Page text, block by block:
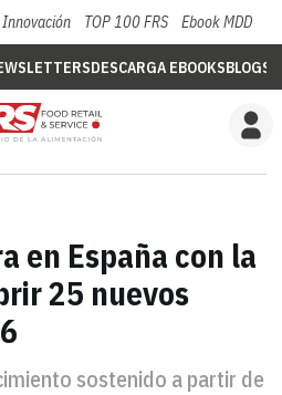
TOP 100 FRS Ebook MDD
DESCARGA EBOOKSBLOGS
en España con la
25 nuevos
sostenido a partir de